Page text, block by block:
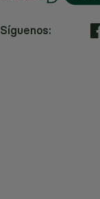
Síguenos: